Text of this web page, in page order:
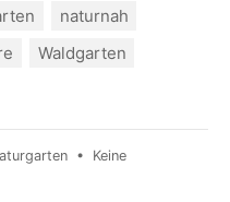
naturnah
Waldgarten
• Keine